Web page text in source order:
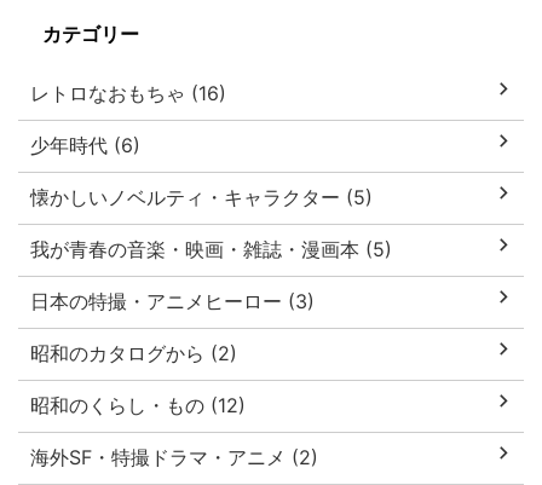
カテゴリー
レトロなおもちゃ (16)
少年時代 (6)
懐かしいノベルティ・キャラクター (5)
我が青春の音楽・映画・雑誌・漫画本 (5)
日本の特撮・アニメヒーロー (3)
昭和のカタログから (2)
昭和のくらし・もの (12)
海外SF・特撮ドラマ・アニメ (2)